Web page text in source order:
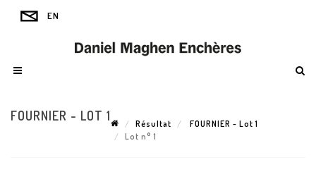
FOURNIER - LOT 1
Résultat
FOURNIER - Lot 1
Lot n° 1